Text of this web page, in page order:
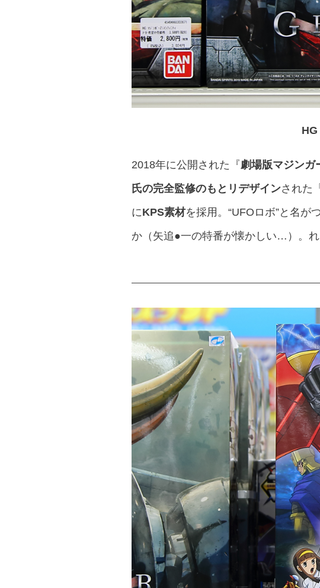
2018年に公開された『劇場版マジンガ
氏の完全監修のもとリデザインされた「
にKPS素材を採用。“UFOロボ”と名が
か（矢追●一の特番が懐かしい…）。